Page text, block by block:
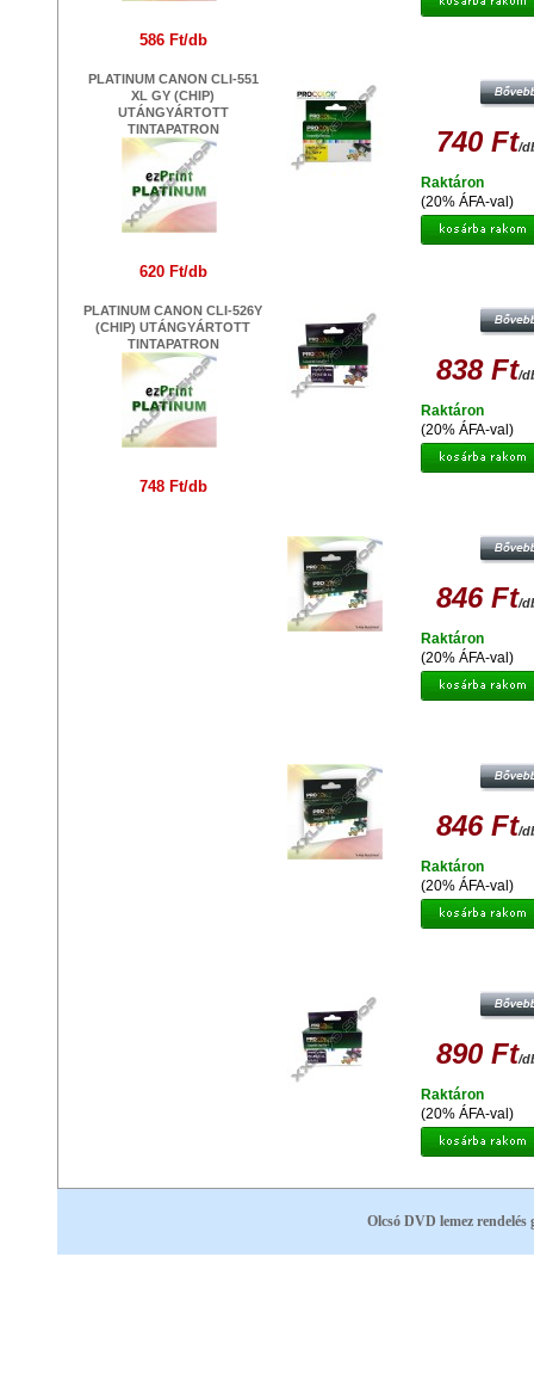
586 Ft/db
PLATINUM CANON CLI-551
XL GY (CHIP)
UTÁNGYÁRTOTT
TINTAPATRON
620 Ft/db
PLATINUM CANON CLI-526Y
(CHIP) UTÁNGYÁRTOTT
TINTAPATRON
748 Ft/db
740 Ft/
(20% ÁFA-val)
Raktáron
838 Ft/
(20% ÁFA-val)
Raktáron
TINTAPATRON
846 Ft/
(20% ÁFA-val)
Raktáron
846 Ft/
(20% ÁFA-val)
Raktáron
890 Ft/
(20% ÁFA-val)
Raktáron
Olcsó DVD lemez